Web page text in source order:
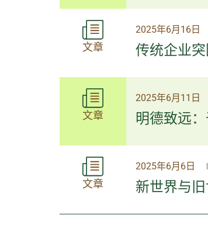
文章
2025年6月16日
传统企业
文章
2025年6月11日
明德致远
文章
2025年6月6日 |
新世界与